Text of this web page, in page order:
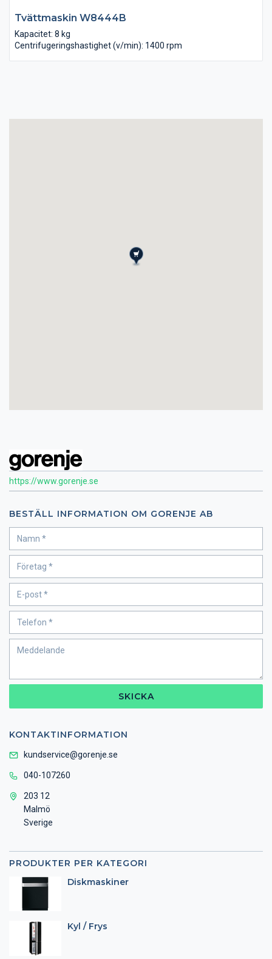
https://www.gorenje.se
BESTÄLL INFORMATION OM GORENJE AB
SKICKA
KONTAKTINFORMATION
kundservice@gorenje.se
040-107260
203 12
Malmö
Sverige
PRODUKTER PER KATEGORI
Diskmaskiner
Kyl / Frys
Tvättmaskin W8444B
Kapacitet: 8 kg
Centrifugeringshastighet (v/min): 1400 rpm